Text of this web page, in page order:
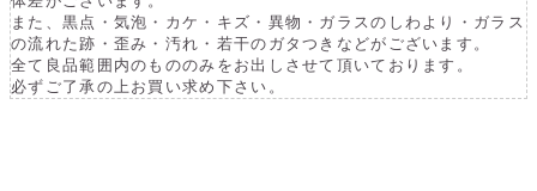
また、黒点・気泡・カケ・キズ・異物・ガラスのしわより・ガラス
の流れた跡・歪み・汚れ・若干のガタつきなどがございます。
全て良品範囲内のもののみをお出しさせて頂いております。
必ずご了承の上お買い求め下さい。